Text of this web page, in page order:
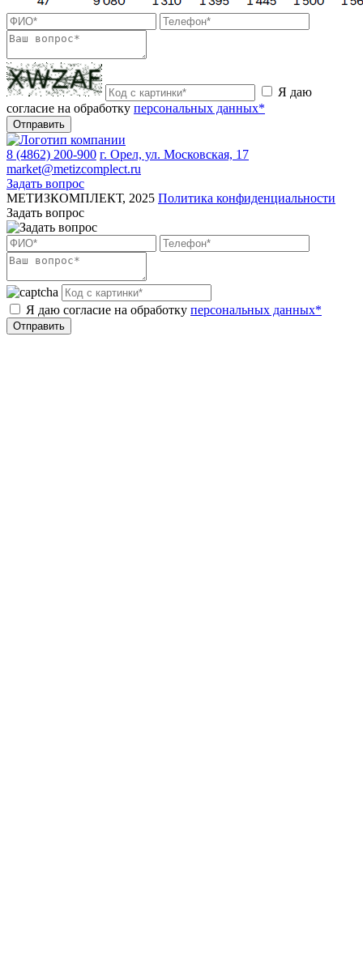
Я даю
согласие на обработку персональных данных*
Отправить
8 (4862) 200-900 г. Орел, ул. Московская, 17
market@metizcomplect.ru
Задать вопрос
МЕТИЗКОМПЛЕКТ, 2025 Политика конфиденциальности
Задать вопрос
Я даю согласие на обработку персональных данных*
Отправить